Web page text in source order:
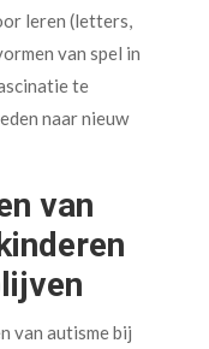
leren (letters,
van spel in
te
naar nieuw
van
van autisme bij